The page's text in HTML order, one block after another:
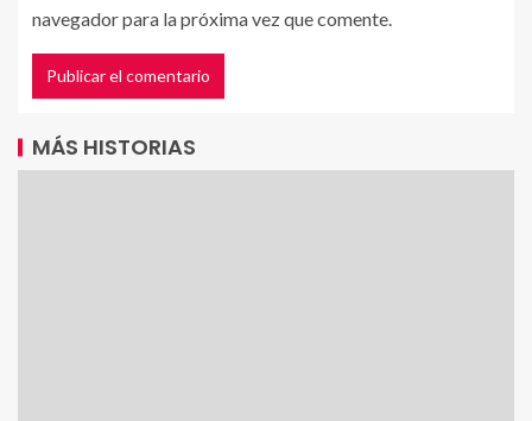
navegador para la próxima vez que comente.
MÁS HISTORIAS